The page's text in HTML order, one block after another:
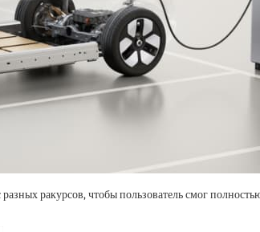
ракурсов, чтобы пользователь смог